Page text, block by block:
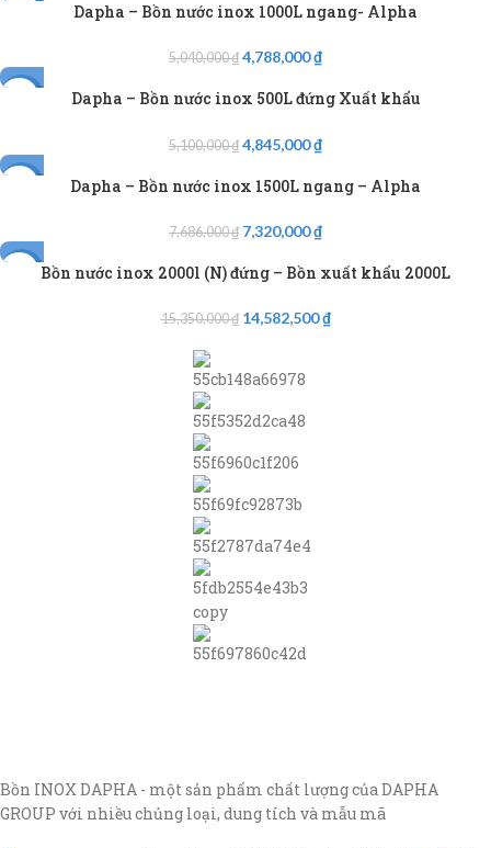
Dapha – Bồn nước inox 1000L ngang- Alpha
5,040,000₫ 4,788,000₫
Dapha – Bồn nước inox 500L đứng Xuất khẩu
5,100,000₫ 4,845,000₫
Dapha – Bồn nước inox 1500L ngang – Alpha
7,686,000₫ 7,320,000₫
Bồn nước inox 2000l (N) đứng – Bồn xuất khẩu 2000L
15,350,000₫ 14,582,500₫
Bồn INOX DAPHA - một sản phẩm chất lượng của DAPHA
GROUP với nhiều chủng loại, dung tích và mẫu mã